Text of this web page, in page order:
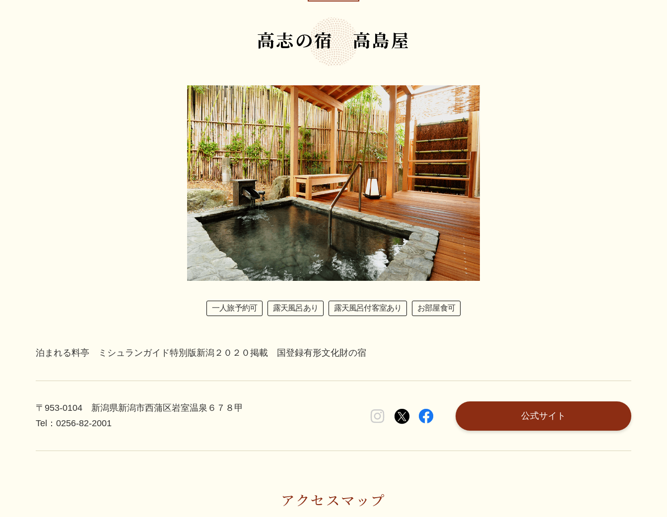
高志の宿 高島屋
一人旅予約可 露天風呂あり 露天風呂付客室あり お部屋食可
泊まれる料亭 ミシュランガイド特別版新潟２０２０掲載 国登録有形文化財の宿
〒953-0104 新潟県新潟市西蒲区岩室温泉６７８甲
Tel：0256-82-2001
公式サイト
アクセスマップ